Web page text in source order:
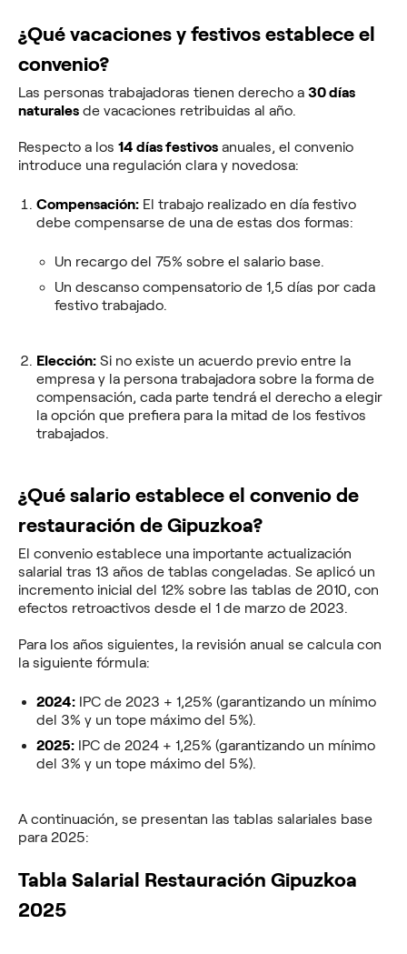
¿Qué vacaciones y festivos establece el
convenio?
Las personas trabajadoras tienen derecho a 30 días
naturales de vacaciones retribuidas al año.
Respecto a los 14 días festivos anuales, el convenio
introduce una regulación clara y novedosa:
Compensación: El trabajo realizado en día festivo
debe compensarse de una de estas dos formas:
Un recargo del 75% sobre el salario base.
Un descanso compensatorio de 1,5 días por cada
festivo trabajado.
Elección: Si no existe un acuerdo previo entre la
empresa y la persona trabajadora sobre la forma de
compensación, cada parte tendrá el derecho a elegir
la opción que prefiera para la mitad de los festivos
trabajados.
¿Qué salario establece el convenio de
restauración de Gipuzkoa?
El convenio establece una importante actualización
salarial tras 13 años de tablas congeladas. Se aplicó un
incremento inicial del 12% sobre las tablas de 2010, con
efectos retroactivos desde el 1 de marzo de 2023.
Para los años siguientes, la revisión anual se calcula con
la siguiente fórmula:
2024: IPC de 2023 + 1,25% (garantizando un mínimo
del 3% y un tope máximo del 5%).
2025: IPC de 2024 + 1,25% (garantizando un mínimo
del 3% y un tope máximo del 5%).
A continuación, se presentan las tablas salariales base
para 2025:
Tabla Salarial Restauración Gipuzkoa
2025